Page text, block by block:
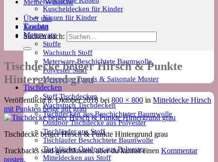
Kuscheldecken für Kinder
Kissen für Kinder
Taschen
Meterware
Stoffe
Wachstuch Stoff
Meterware Beschichtete Baumwolle
Polyester Stoff
Meterware Trends & Saisonale Muster
Tischdecken
Stoff Tischdecken
Wachstuch Tischdecken
Tischdecken aus Beschichteter Baumwolle
Outdoor Tischdecke aus Polyester
Tischläufer aus Stoff
Tischläufer Beschichtete Baumwolle
Tischläufer Outdoor aus Polyester
Mitteldecken aus Stoff
Über uns
Kontakt
Suchen nach:
Tischdecke beiger Hirsch & Punkte
Hintergrund grau
Veröffentlicht8. Oktober 2018 bei 800 × 800 in Mitteldecke Hirsch
mit Punkten beige auf grau
Tischdecke beiger Hirsch & Punkte Hintergrund grau
Trackbacks sind geschlossen, aber du kannst einen Kommentar
posten.